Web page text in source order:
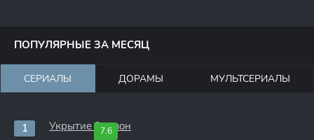
ПОПУЛЯРНЫЕ ЗА МЕСЯЦ
СЕРИАЛЫ ДОРАМЫ МУЛЬТСЕРИАЛЫ
7.6
Укрытие 3 сезон